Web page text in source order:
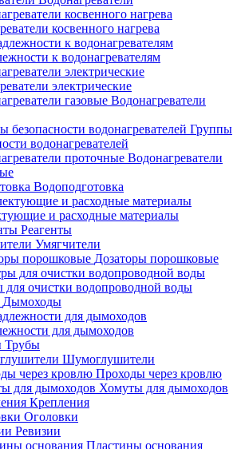
косвенного нагрева
к водонагревателям
электрические
Водонагреватели
Группы
водонагревателей
Водонагреватели
Водоподготовка
и расходные материалы
Реагенты
Умягчители
Дозаторы порошковые
для очистки водопроводной воды
Дымоходы
для дымоходов
Трубы
Шумоглушители
Проходы через кровлю
Хомуты для дымоходов
Крепления
Оголовки
Ревизии
Пластины основания